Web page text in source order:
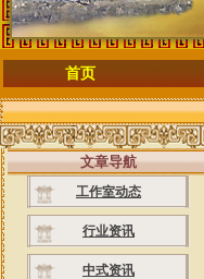
首页
文章导航
工作室动态
行业资讯
中式资讯